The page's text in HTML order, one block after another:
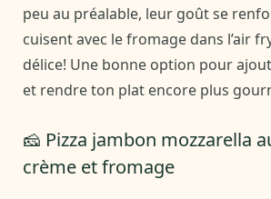
peu au préalable, leur goût se
cuisent avec le fromage dans l’air
délice! Une bonne option pour
et rendre ton plat encore plus
🧀 Pizza jambon mozzarella
crème et fromage